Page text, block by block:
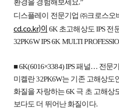
환경을 경험해보세요.”
디스플레이 전문기업 ㈜크로스오
cd.co.kr)이 6K 초고해상도 IPS 전
32PK6W IPS 6K MULTI
■ 6K(6016×3384) IPS 패널… 전문
미켈란 32PK6W는 기존 고해상도
화질을 자랑하는 6K 극 초 고해상
보다도 더 뛰어난 화질이다.